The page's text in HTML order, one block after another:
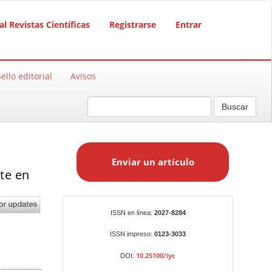
Revistas Científicas Registrarse Entrar
editorial Avisos
Buscar
en
a
Enviar un artículo
ISSN en línea: 2027-8284
ISSN impreso: 0123-3033
DOI: 10.25100/iyc